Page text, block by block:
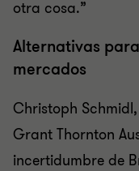
otra cosa.”
Alternativas
mercados
Christoph
Grant Thornton
incertidumbre de